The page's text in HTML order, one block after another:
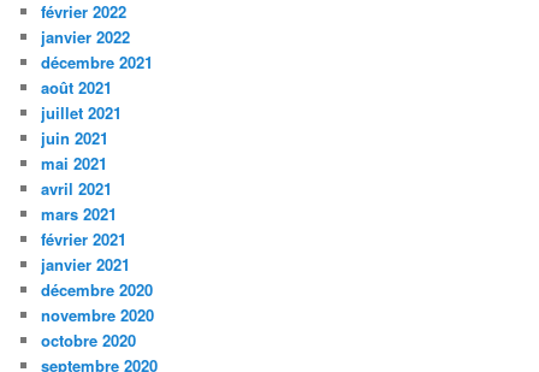
février 2022
janvier 2022
décembre 2021
août 2021
juillet 2021
juin 2021
mai 2021
avril 2021
mars 2021
février 2021
janvier 2021
décembre 2020
novembre 2020
octobre 2020
septembre 2020